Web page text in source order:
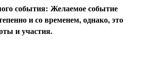
события: Желаемое событие
и со временем, однако, это
и участия.